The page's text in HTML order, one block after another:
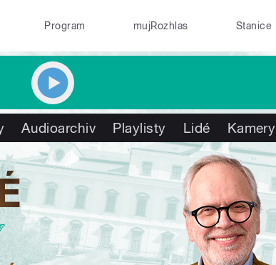
Program mujRozhlas Stanice
Audioarchiv Playlisty Lidé Kamery